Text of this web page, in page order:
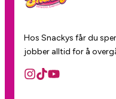
Hos Snackys får du
jobber alltid for å